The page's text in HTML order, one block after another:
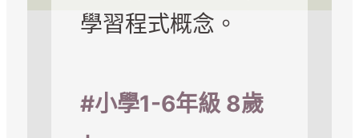
學習程式概念。
#小學1-6年級 8歲